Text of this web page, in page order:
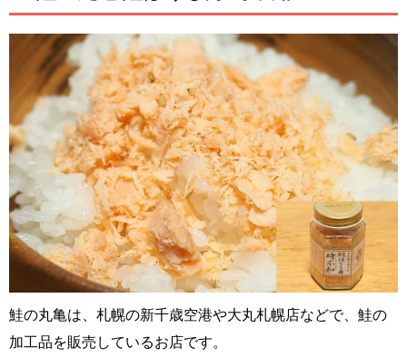
鮭の丸亀は、札幌の新千歳空港や大丸札幌店などで、鮭の
加工品を販売しているお店です。